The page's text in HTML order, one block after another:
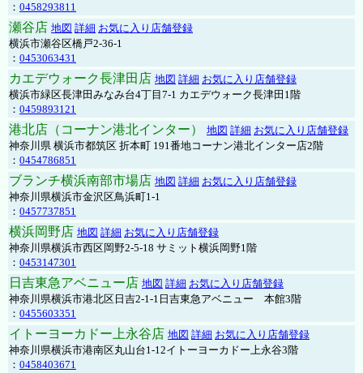
： 0458293811
瀬谷店 地図 詳細 お気に入り店舗登録
横浜市瀬谷区橋戸2-36-1
： 0453063431
カエデウォーク長津田店 地図 詳細 お気に入り店舗登録
横浜市緑区長津田みなみ台4丁目7-1 カエデウォーク長津田1階
： 0459893121
港北店（コーナン港北インター） 地図 詳細 お気に入り店舗登録
神奈川県 横浜市都筑区 折本町 191番地コーナン港北インター店2階
： 0454786851
ブランチ横浜南部市場店 地図 詳細 お気に入り店舗登録
神奈川県横浜市金沢区鳥浜町1-1
： 0457737851
横浜岡野店 地図 詳細 お気に入り店舗登録
神奈川県横浜市西区岡野2-5-18 サミット横浜岡野1階
： 0453147301
日吉東急アベニュー店 地図 詳細 お気に入り店舗登録
神奈川県横浜市港北区日吉2-1-1日吉東急アベニュー 本館3階
： 0455603351
イトーヨーカドー上永谷店 地図 詳細 お気に入り店舗登録
神奈川県横浜市港南区丸山台1-12イトーヨーカドー上永谷3階
： 0458403671